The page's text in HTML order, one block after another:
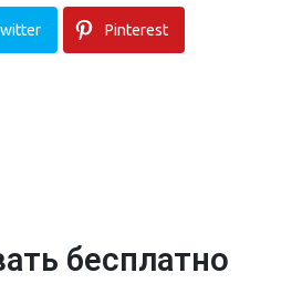
Pinterest
бесплатно